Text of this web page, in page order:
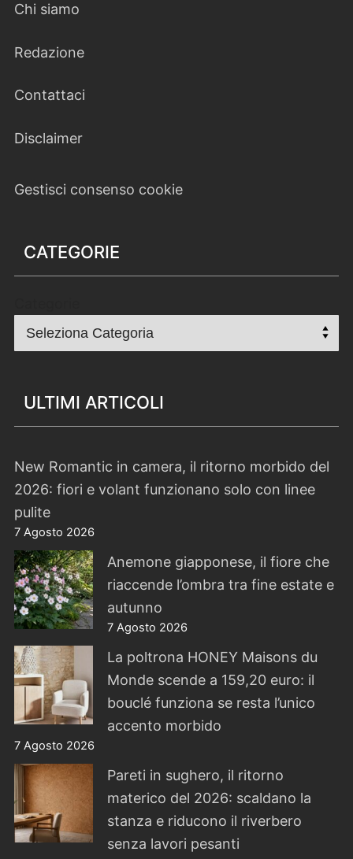
Chi siamo
Redazione
Contattaci
Disclaimer
Gestisci consenso cookie
CATEGORIE
ULTIMI ARTICOLI
New Romantic in camera, il ritorno morbido del
2026: fiori e volant funzionano solo con linee
pulite
7 Agosto 2026
Anemone giapponese, il fiore che
riaccende l’ombra tra fine estate e
autunno
7 Agosto 2026
La poltrona HONEY Maisons du
Monde scende a 159,20 euro: il
bouclé funziona se resta l’unico
accento morbido
7 Agosto 2026
Pareti in sughero, il ritorno
materico del 2026: scaldano la
stanza e riducono il riverbero
senza lavori pesanti